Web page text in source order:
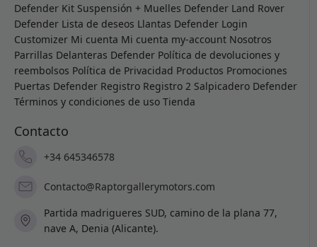
Defender Kit Suspensión + Muelles Defender Land Rover
Defender Lista de deseos Llantas Defender Login
Customizer Mi cuenta Mi cuenta my-account Nosotros
Parrillas Delanteras Defender Política de devoluciones y
reembolsos Política de Privacidad Productos Promociones
Puertas Defender Registro Registro 2 Salpicadero Defender
Términos y condiciones de uso Tienda
Contacto
+34 645346578
Contacto@Raptorgallerymotors.com
Partida madrigueres SUD, camino de la plana 77,
nave A, Denia (Alicante).